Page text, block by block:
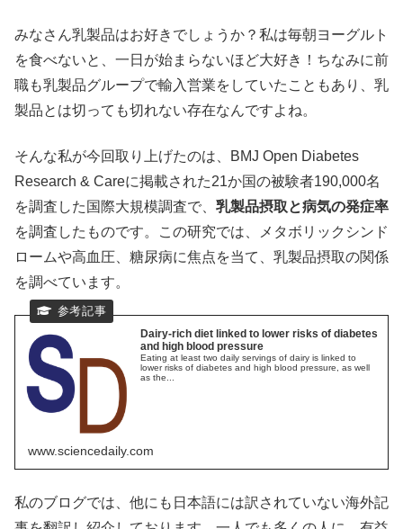
みなさん乳製品はお好きでしょうか？私は毎朝ヨーグルト
を食べないと、一日が始まらないほど大好き！ちなみに前
職も乳製品グループで輸入営業をしていたこともあり、乳
製品とは切っても切れない存在なんですよね。
そんな私が今回取り上げたのは、BMJ Open Diabetes
Research & Careに掲載された21か国の被験者190,000名
を調査した国際大規模調査で、 乳製品摂取と病気の発症率
を調査したものです。この研究では、メタボリックシンド
ロームや高血圧、糖尿病に焦点を当て、乳製品摂取の関係
を調べています。
Dairy-rich diet linked to lower risks of diabetes
and high blood pressure
Eating at least two daily servings of dairy is linked to
lower risks of diabetes and high blood pressure, as well
as the...
www.sciencedaily.com
私のブログでは、他にも日本語には訳されていない海外記